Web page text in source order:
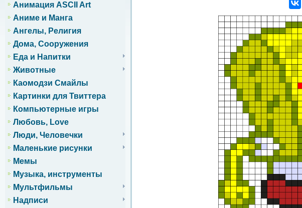
Анимация ASCII Art
Аниме и Манга
Ангелы, Религия
Дома, Сооружения
Еда и Напитки
Животные
Каомодзи Смайлы
Картинки для Твиттера
Компьютерные игры
Любовь, Love
Люди, Человечки
Маленькие рисунки
Мемы
Музыка, инструменты
Мультфильмы
Надписи